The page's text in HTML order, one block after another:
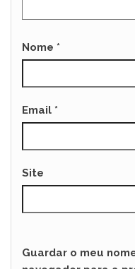
Nome *
Email *
Site
Guardar o meu